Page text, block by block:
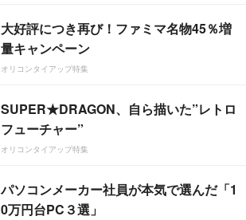
大好評につき再び！ファミマ名物45％増
量キャンペーン
オリコンタイアップ特集
SUPER★DRAGON、自ら描いた”レトロ
フューチャー”
オリコンタイアップ特集
パソコンメーカー社員が本気で選んだ「1
0万円台PC３選」